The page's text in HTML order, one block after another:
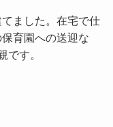
ました。在宅で仕
育園への送迎な
です。